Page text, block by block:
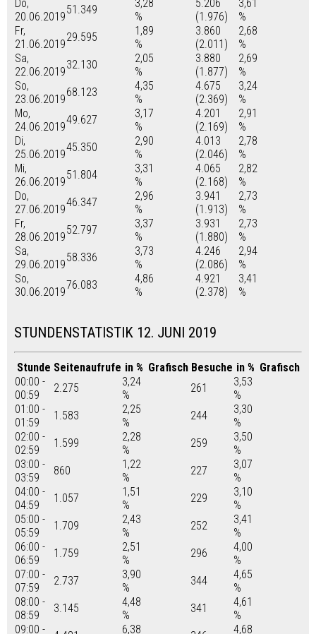
Do,
20.06.2019
51.349
3,28
%
5.206
(1.976)
3,61
%
Fr,
21.06.2019
29.595
1,89
%
3.860
(2.011)
2,68
%
Sa,
22.06.2019
32.130
2,05
%
3.880
(1.877)
2,69
%
So,
23.06.2019
68.123
4,35
%
4.675
(2.369)
3,24
%
Mo,
24.06.2019
49.627
3,17
%
4.201
(2.169)
2,91
%
Di,
25.06.2019
45.350
2,90
%
4.013
(2.046)
2,78
%
Mi,
26.06.2019
51.804
3,31
%
4.065
(2.168)
2,82
%
Do,
27.06.2019
46.347
2,96
%
3.941
(1.913)
2,73
%
Fr,
28.06.2019
52.797
3,37
%
3.931
(1.880)
2,73
%
Sa,
29.06.2019
58.336
3,73
%
4.246
(2.086)
2,94
%
So,
30.06.2019
76.083
4,86
%
4.921
(2.378)
3,41
%
STUNDENSTATISTIK 12. JUNI 2019
Stunde Seitenaufrufe in % Grafisch Besuche in % Grafisch
00:00 -
00:59
2.275
3,24
%
261
3,53
%
01:00 -
01:59
1.583
2,25
%
244
3,30
%
02:00 -
02:59
1.599
2,28
%
259
3,50
%
03:00 -
03:59
860
1,22
%
227
3,07
%
04:00 -
04:59
1.057
1,51
%
229
3,10
%
05:00 -
05:59
1.709
2,43
%
252
3,41
%
06:00 -
06:59
1.759
2,51
%
296
4,00
%
07:00 -
07:59
2.737
3,90
%
344
4,65
%
08:00 -
08:59
3.145
4,48
%
341
4,61
%
09:00 -
6,38
4,68